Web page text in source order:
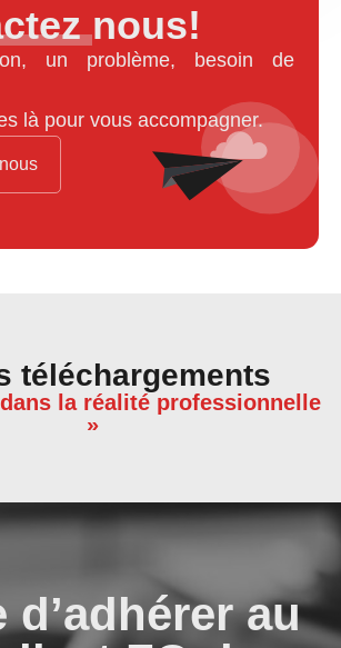
nous!
un problème, besoin de
là pour vous accompagner.
téléchargements
la réalité professionnelle
»
d’adhérer au